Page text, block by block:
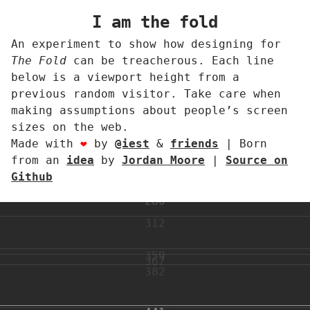
I am the fold
An experiment to show how designing for
The Fold can be treacherous. Each line
below is a viewport height from a
previous random visitor. Take care when
making assumptions about people’s screen
sizes on the web.
Made with ❤ by @iest & friends
| Born
from an
idea by Jordan Moore |
Source on
Github
228
280
280
359
367